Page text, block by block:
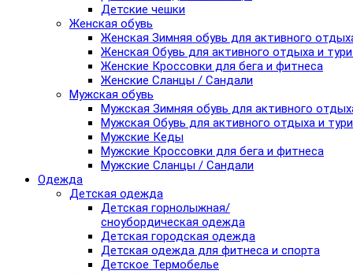
Детские чешки
Женская обувь
Женская Зимняя обувь для активного
Женская Обувь для активного отдыха и
Женские Кроссовки для бега и фитнеса
Женские Сланцы / Сандали
Мужская обувь
Мужская Зимняя обувь для активного
Мужская Обувь для активного отдыха и
Мужские Кеды
Мужские Кроссовки для бега и фитнеса
Мужские Сланцы / Сандали
Одежда
Детская одежда
Детская горнолыжная/
сноубордическая одежда
Детская городская одежда
Детская одежда для фитнеса и спорта
Детское Термобелье